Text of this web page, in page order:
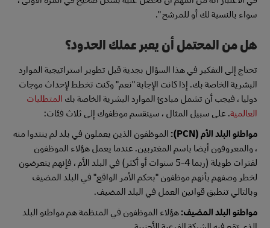
سواء بالنسبة لك أو للمرشح ".
هل من المحتمل أن يعبر عملك الحدود؟
تحتاج إلى التفكير في هذا السؤال بجدية قبل تطوير استراتيجية الموارد
البشرية الخاصة بك. إذا كانت الإجابة "نعم" وكنت تخطط لإحداث موجات
دوليا ، فيجب أن تشمل مبادئ الموارد البشرية الخاصة بك المتطلبات
العالمية. على سبيل المثال ، سينقسم موظفوك إلى ثلاث فئات:
مواطنو البلد الأم (PCN):
الموظفون الذين يعملون في بلد لم ينتدوا منه
، والمعروفون أيضا باسم المغتربين. عندما يعمل هؤلاء الموظفون
لفترات طويلة (ربما 4-5 سنوات أو أكثر) في البلد الأم ، فإنهم يتعرضون
لخطر وصفهم بأنهم موظفون "بحكم الأمر الواقع" في البلد المضيف
وبالتالي تنطبق قوانين العمل في البلد المضيف.
مواطنو البلد المضيف: هؤلاء الموظفون في المنظمة هم مواطنو البلد